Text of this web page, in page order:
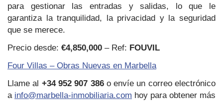
para gestionar las entradas y salidas, lo que le
garantiza la tranquilidad, la privacidad y la seguridad
que se merece.
Precio desde: €4,850,000 – Ref: FOUVIL
Four Villas – Obras Nuevas en Marbella
Llame al +34 952 907 386o envíe un correo electrónico
a info@marbella-inmobiliaria.com hoy para obtener más